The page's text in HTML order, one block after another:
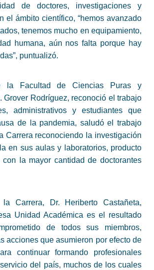
de doctores, investigaciones y
el ámbito científico, “hemos avanzado
tenemos mucho en equipamiento,
humana, aún nos falta porque hay
puntualizó.
la Facultad de Ciencias Puras y
Grover Rodríguez, reconoció el trabajo
administrativos y estudiantes que
de la pandemia, saludó el trabajo
Carrera reconociendo la investigación
en sus aulas y laboratorios, producto
la mayor cantidad de doctorantes
Carrera, Dr. Heriberto Castañeta,
Unidad Académica es el resultado
de todos sus miembros,
acciones que asumieron por efecto de
continuar formando profesionales
del país, muchos de los cuales